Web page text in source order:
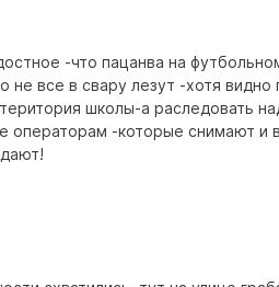
-что пацанва на
не все в свару лезут -хотя
школы-а раследовать
операторам -которые снимают и